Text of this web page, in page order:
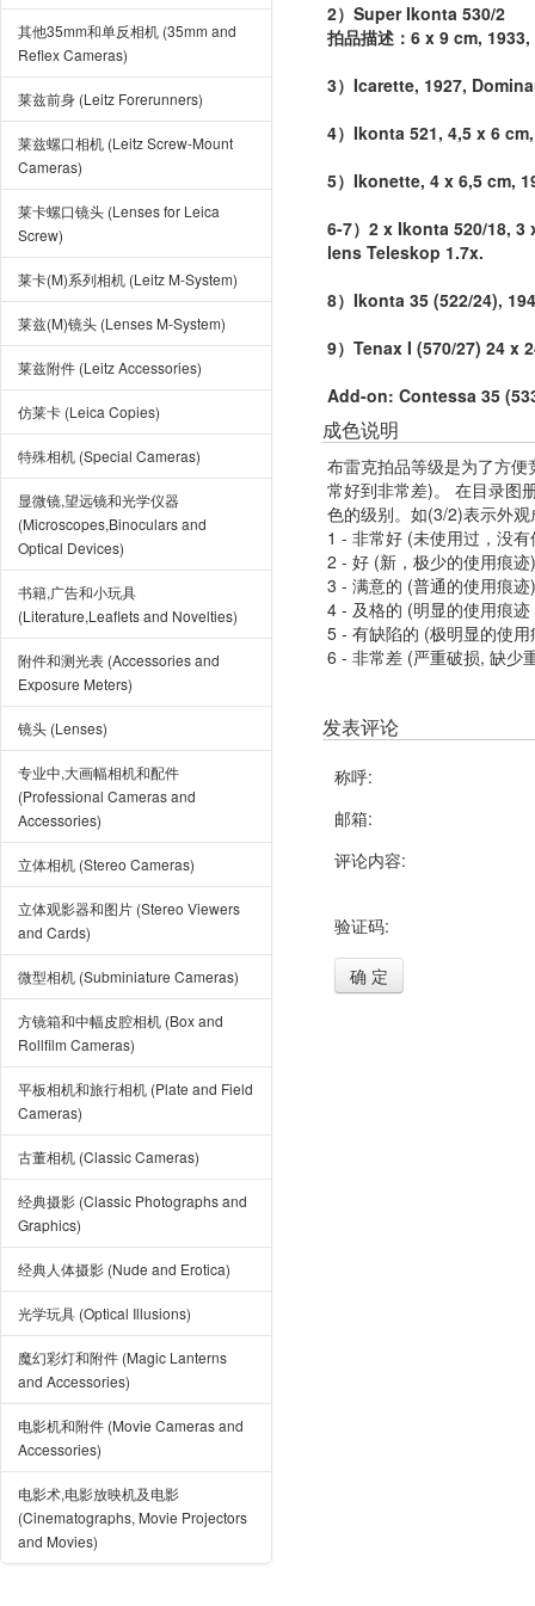
其他35mm和单反相机 (35mm and
Reflex Cameras)
莱兹前身 (Leitz Forerunners)
莱兹螺口相机 (Leitz Screw-Mount
Cameras)
莱卡螺口镜头 (Lenses for Leica
Screw)
莱卡(M)系列相机 (Leitz M-System)
莱兹(M)镜头 (Lenses M-System)
莱兹附件 (Leitz Accessories)
仿莱卡 (Leica Copies)
特殊相机 (Special Cameras)
显微镜,望远镜和光学仪器
(Microscopes,Binoculars and
Optical Devices)
书籍,广告和小玩具
(Literature,Leaflets and Novelties)
附件和测光表 (Accessories and
Exposure Meters)
镜头 (Lenses)
专业中,大画幅相机和配件
(Professional Cameras and
Accessories)
立体相机 (Stereo Cameras)
立体观影器和图片 (Stereo Viewers
and Cards)
微型相机 (Subminiature Cameras)
方镜箱和中幅皮腔相机 (Box and
Rollfilm Cameras)
平板相机和旅行相机 (Plate and Field
Cameras)
古董相机 (Classic Cameras)
经典摄影 (Classic Photographs and
Graphics)
经典人体摄影 (Nude and Erotica)
光学玩具 (Optical Illusions)
魔幻彩灯和附件 (Magic Lanterns
and Accessories)
电影机和附件 (Movie Cameras and
Accessories)
电影术,电影放映机及电影
(Cinematographs, Movie Projectors
and Movies)
2）Super Ikonta 530/2
拍品描述：6 x 9 cm,
3）Icarette, 1927,
4）Ikonta 521, 4,5 x 6
5）Ikonette, 4 x 6,5 cm,
6-7）2 x Ikonta 520/18,
lens Teleskop 1.7x.
8）Ikonta 35 (522/24),
9）Tenax I (570/27) 24 x
Add-on: Contessa 35
成色说明
布雷克拍品等级是为了方
常好到非常差)。 在目录图
色的级别。如(3/2)表示外
1 - 非常好 (未使用过，没
2 - 好 (新，极少的使用痕迹)
3 - 满意的 (普通的使用痕迹)
4 - 及格的 (明显的使用痕
5 - 有缺陷的 (极明显的使
6 - 非常差 (严重破损, 缺少
发表评论
称呼:
邮箱:
评论内容:
验证码:
确 定